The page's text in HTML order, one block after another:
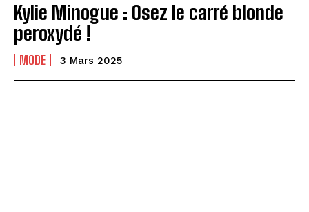
Kylie Minogue : Osez le carré blonde
peroxydé !
MODE 3 Mars 2025